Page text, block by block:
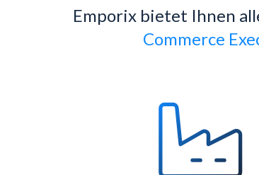
Emporix bietet Ihnen
Commerce